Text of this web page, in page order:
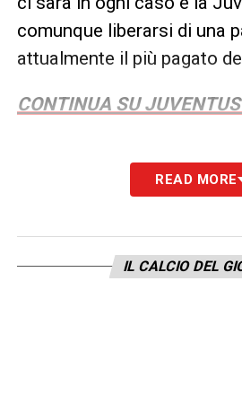
comunque liberarsi di una
attualmente il più pagato
CONTINUA SU
READ MORE
IL CALCIO DEL